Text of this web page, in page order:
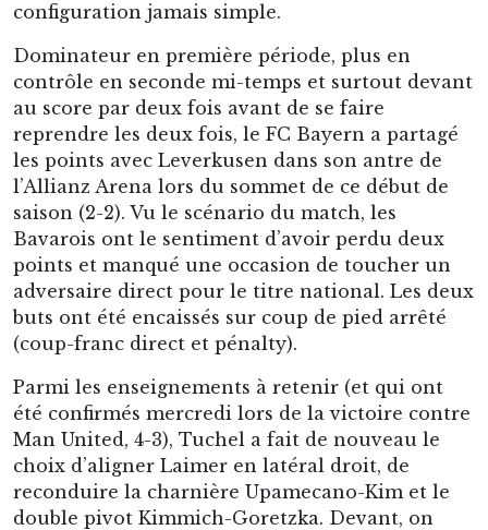
configuration jamais simple.
Dominateur en première période, plus en
contrôle en seconde mi-temps et surtout devant
au score par deux fois avant de se faire
reprendre les deux fois, le FC Bayern a partagé
les points avec Leverkusen dans son antre de
l’Allianz Arena lors du sommet de ce début de
saison (2-2). Vu le scénario du match, les
Bavarois ont le sentiment d’avoir perdu deux
points et manqué une occasion de toucher un
adversaire direct pour le titre national. Les deux
buts ont été encaissés sur coup de pied arrêté
(coup-franc direct et pénalty).
Parmi les enseignements à retenir (et qui ont
été confirmés mercredi lors de la victoire contre
Man United, 4-3), Tuchel a fait de nouveau le
choix d’aligner Laimer en latéral droit, de
reconduire la charnière Upamecano-Kim et le
double pivot Kimmich-Goretzka. Devant, on